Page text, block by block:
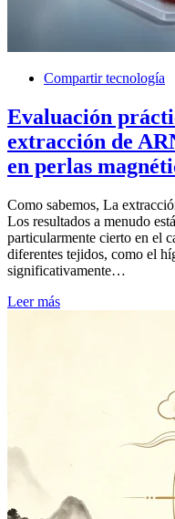
Compartir tecnología
Evaluación
extracción de
en perlas
Como sabemos, La
Los resultados a menudo
particularmente cierto en el
diferentes tejidos, como el
significativamente…
Leer más